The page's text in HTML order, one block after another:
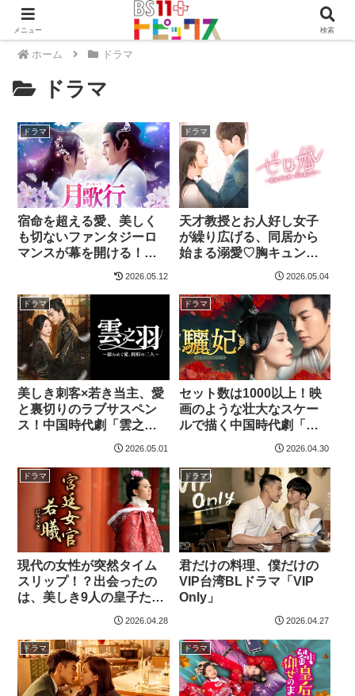
ホーム ドラマ
ドラマ
ドラマ
宿命を超える愛、美しく
も切ないファンタジーロ
マンスが幕を開ける！中
国時代劇「月歌行」
2026.05.12
ドラマ
天才教授とお人好し女子
が繰り広げる、同居から
始まる溺愛♡胸キュンラ
ブコメディ！中国ドラマ
「ゼロ婚～恋はプロポー
ズのあとで～」
2026.05.04
ドラマ
美しき刺客×若き当主、愛
と裏切りのラブサスペン
ス！中国時代劇「雲之羽
～揺らめく愛、刹那の二
2026.05.01
ドラマ
セット数は1000以上！映
画のような壮大なスケー
ルで描く中国時代劇「驪
妃（りひ）-The Song of
2026.04.30
ドラマ
現代の女性が突然タイム
スリップ！？出会ったの
は、美しき9人の皇子たち
―中国時代劇「宮廷女官
2026.04.28
ドラマ
君だけの料理、僕だけの
VIP台湾BLドラマ「VIP
Only」
2026.04.27
ドラマ ドラマ
メニュー 検索